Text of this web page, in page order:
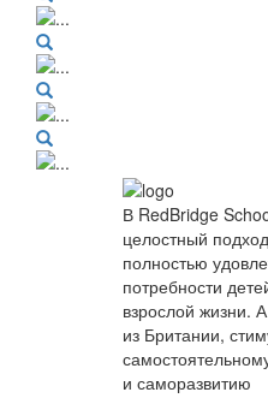
В RedBridge
целостный
полностью
потребности
взрослой жизни.
из Британии,
и саморазвитию